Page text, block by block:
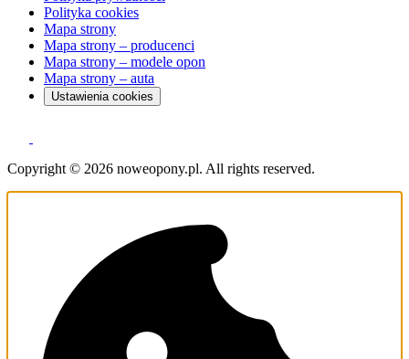
Polityka cookies
Mapa strony
Mapa strony – producenci
Mapa strony – modele opon
Mapa strony – auta
Ustawienia cookies
Copyright © 2026 noweopony.pl. All rights reserved.